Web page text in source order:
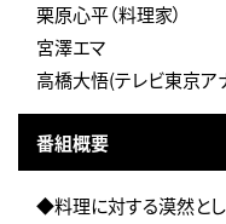
栗原心平（料理家）
宮澤エマ
高橋大悟(テレビ東京ア
番組概要
◆料理に対する漠然とし